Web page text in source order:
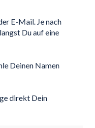
E-Mail. Je nach
Du auf eine
Deinen Namen
direkt Dein